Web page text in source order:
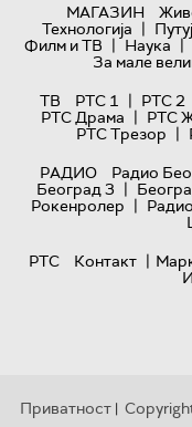
МАГАЗИН
Технологијa |
Филм и ТВ | Наука |
За мале
ТВ
РТС 1 | РТС 2
РТС Драма | РТС
РТС Трезор |
РАДИО
Радио
Београд 3 |
Рокенролер |
РТС
Контакт |
Приватност |